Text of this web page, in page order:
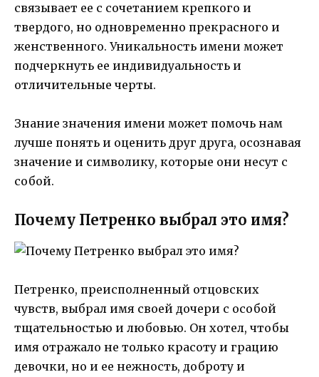
связывает ее с сочетанием крепкого и
твердого, но одновременно прекрасного и
женственного. Уникальность имени может
подчеркнуть ее индивидуальность и
отличительные черты.
Знание значения имени может помочь нам
лучше понять и оценить друг друга, осознавая
значение и символику, которые они несут с
собой.
Почему Петренко выбрал это имя?
Петренко, преисполненный отцовских
чувств, выбрал имя своей дочери с особой
тщательностью и любовью. Он хотел, чтобы
имя отражало не только красоту и грацию
девочки, но и ее нежность, доброту и